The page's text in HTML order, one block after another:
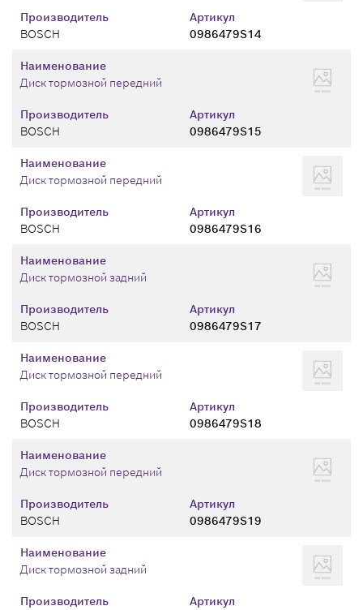
Производитель
BOSCH
Артикул
0986479S14
Производитель
BOSCH
Артикул
0986479S15
Наименование
Диск тормозной передний
Производитель
BOSCH
Артикул
0986479S16
Наименование
Диск тормозной передний
Производитель
BOSCH
Артикул
0986479S17
Наименование
Диск тормозной задний
Производитель
BOSCH
Артикул
0986479S18
Наименование
Диск тормозной передний
Производитель
BOSCH
Артикул
0986479S19
Наименование
Диск тормозной передний
Производитель
Артикул
Наименование
Диск тормозной задний